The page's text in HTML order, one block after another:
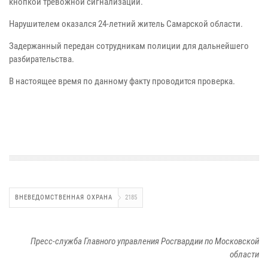
Нарушителем оказался 24-летний житель Самарской области.
Задержанный передан сотрудникам полиции для дальнейшего
разбирательства.
В настоящее время по данному факту проводится проверка.
ВНЕВЕДОМСТВЕННАЯ ОХРАНА 2185
Пресс-служба Главного управления Росгвардии по Московской
области